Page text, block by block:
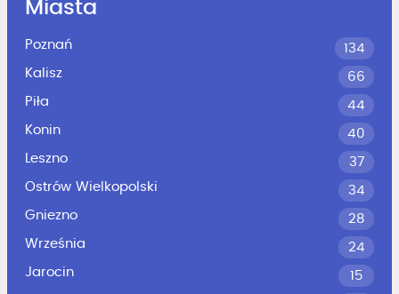
Miasta
Poznań
134
Kalisz
66
Piła
44
Konin
40
Leszno
37
Ostrów Wielkopolski
34
Gniezno
28
Września
24
Jarocin
15